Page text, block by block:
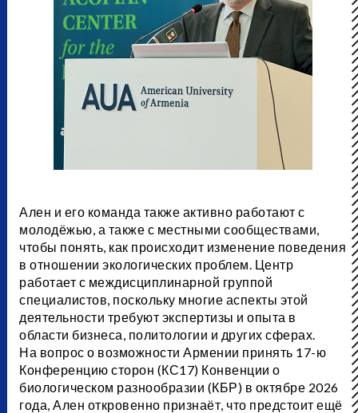
Ален и его команда также активно работают с
молодёжью, а также с местными сообществами,
чтобы понять, как происходит изменение поведения
в отношении экологических проблем. Центр
работает с междисциплинарной группой
специалистов, поскольку многие аспекты этой
деятельности требуют экспертизы и опыта в
области бизнеса, политологии и других сферах.
На вопрос о возможности Армении принять 17-ю
Конференцию сторон (КС17) Конвенции о
биологическом разнообразии (КБР) в октябре 2026
года, Ален откровенно признаёт, что предстоит ещё